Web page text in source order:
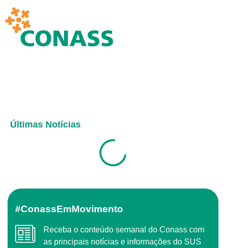
Últimas Notícias
#ConassEmMovimento
Receba o conteúdo semanal do Conass com
as principais notícias e informações do SUS